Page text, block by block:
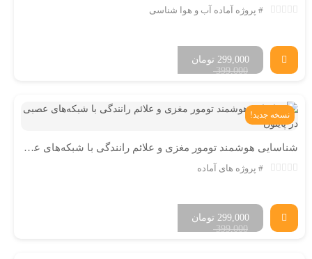
پروژه آماده آب و هوا شناسی
399,000
تومان 299,000
نسخه جدید!
شناسایی هوشمند تومور مغزی و علائم رانندگی با شبکه‌های عصبی در پایتون
پروژه های آماده
399,000
تومان 299,000